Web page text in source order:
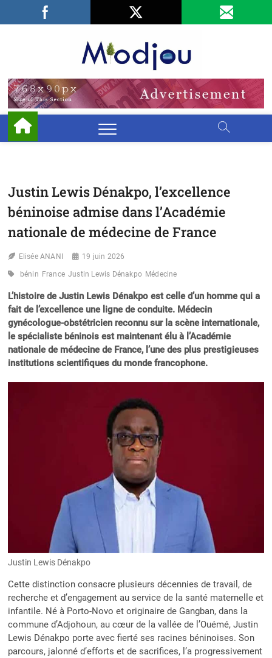
Facebook
LinkedIn
Justin Lewis Dénakpo, l’excellence
béninoise admise dans l’Académie
nationale de médecine de France
Elisée ANANI 19 juin 2026
bénin France Justin Lewis Dénakpo Médecine
L’histoire de Justin Lewis Dénakpo est celle d’un homme qui a
fait de l’excellence une ligne de conduite. Médecin
gynécologue-obstétricien reconnu sur la scène internationale,
le spécialiste béninois est maintenant élu à l’Académie
nationale de médecine de France, l’une des plus prestigieuses
institutions scientifiques du monde francophone.
Justin Lewis Dénakpo
Cette distinction consacre plusieurs décennies de travail, de
recherche et d’engagement au service de la santé maternelle et
infantile. Né à Porto-Novo et originaire de Gangban, dans la
commune d’Adjohoun, au cœur de la vallée de l’Ouémé, Justin
Lewis Dénakpo porte avec fierté ses racines béninoises. Son
parcours, jalonné d’efforts et de sacrifices, l’a progressivement